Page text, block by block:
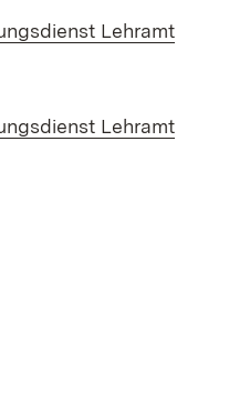
Lehramt
Lehramt